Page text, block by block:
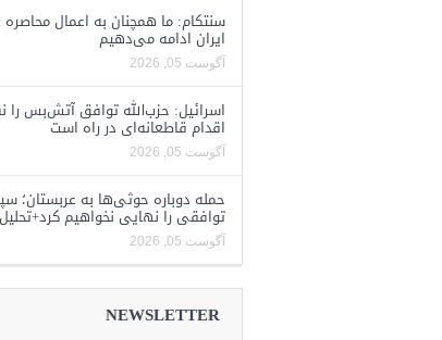
سنتکام: ما همچنان به اعمال محاصره
ایران ادامه می‌دهیم
آگوست 05, 2026
اسرائیل: حزب‌الله توافق آتش‌بس را
اقدام قاطعانه‌ای در راه است
آگوست 05, 2026
حمله دوباره حوثی‌ها به عربستان؛
توافقی را نهایی نخواهیم کرد+تحلیل
آگوست 05, 2026
NEWSLETTER